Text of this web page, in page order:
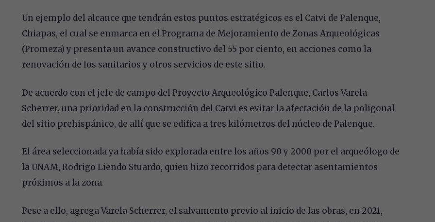
Un ejemplo del alcance que tendrán estos puntos estratégicos es el Catvi de Palenque,
Chiapas, el cual se enmarca en el Programa de Mejoramiento de Zonas Arqueológicas
(Promeza) y presenta un avance constructivo del 55 por ciento, en acciones como la
renovación de los sanitarios y otros servicios de este sitio.
De acuerdo con el jefe de campo del Proyecto Arqueológico Palenque, Carlos Varela
Scherrer, una prioridad en la construcción del Catvi es evitar la afectación de la poligonal
del sitio prehispánico, de allí que se edifica a tres kilómetros del núcleo de Palenque.
El área seleccionada ya había sido explorada entre los años 90 y 2000 por el arqueólogo de
la UNAM, Rodrigo Liendo Stuardo, quien hizo recorridos para detectar asentamientos
próximos a la zona.
Pese a ello, agrega Varela Scherrer, el salvamento previo al inicio de las obras, en 2021,